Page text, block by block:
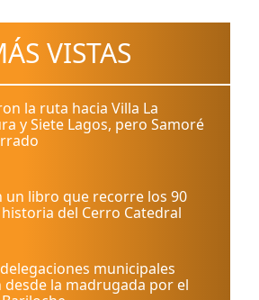
VISTAS
la ruta hacia Villa La
y Siete Lagos, pero Samoré
un libro que recorre los 90
del Cerro Catedral
municipales
la madrugada por el